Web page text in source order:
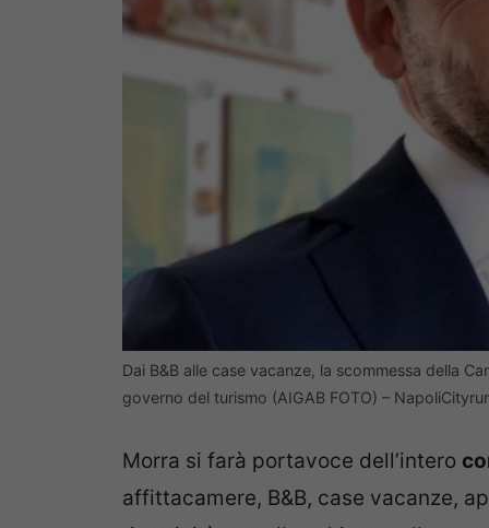
Dai B&B alle case vacanze, la scommessa della
governo del turismo (AIGAB FOTO) –
Morra si farà portavoce dell’intero
affittacamere, B&B, case vacanze,